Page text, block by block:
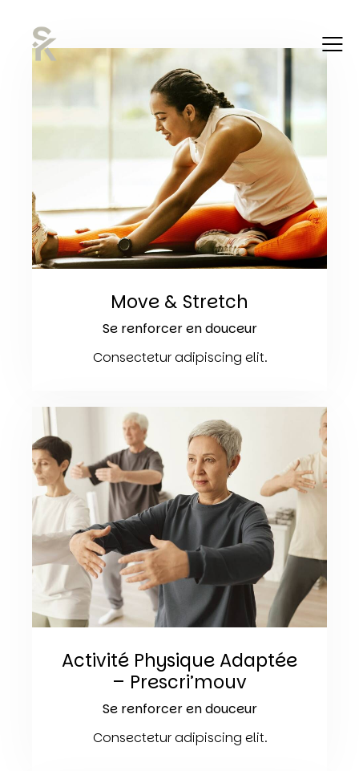
Move & Stretch
Se renforcer en douceur
Consectetur adipiscing elit.
Activité Physique Adaptée
– Prescri’mouv
Se renforcer en douceur
Consectetur adipiscing elit.